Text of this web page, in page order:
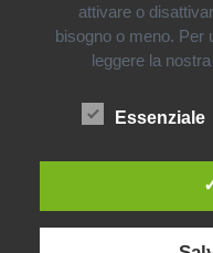
Installazioni e
attivare o
bisogno o meno. Per
leggere la
Essenziale